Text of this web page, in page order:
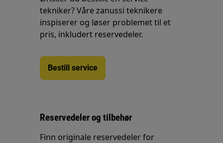
tekniker? Våre zanussi teknikere
inspiserer og løser problemet til et
pris, inkludert reservedeler.
Bestill service
Reservedeler og tilbehør
Finn originale reservedeler for